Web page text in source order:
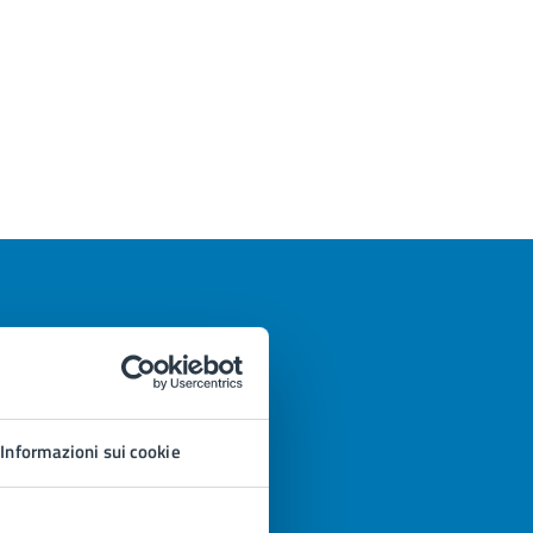
Informazioni sui cookie